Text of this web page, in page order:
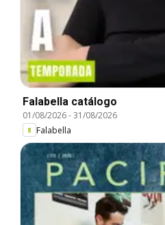
Falabella catálogo
01/08/2026-31/08/2026
Falabella